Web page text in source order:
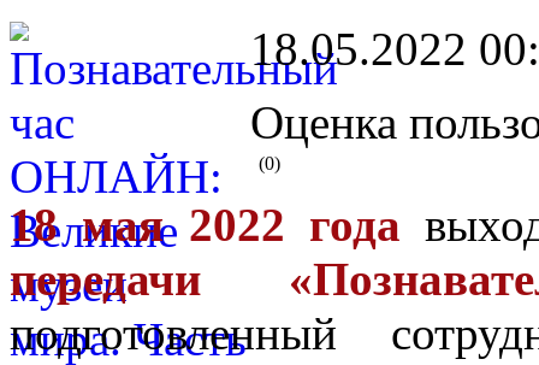
18.05.2022
Оценка
(0)
18 мая 2022 года
передачи
подготовленный